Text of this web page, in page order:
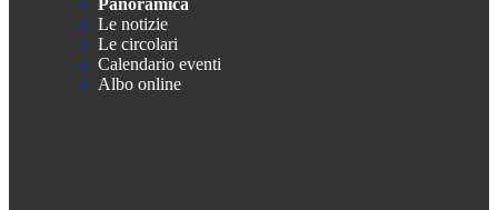
Panoramica
Le notizie
Le circolari
Calendario eventi
Albo online